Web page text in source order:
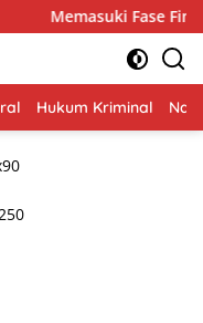
Finishing:
Hukum Kriminal